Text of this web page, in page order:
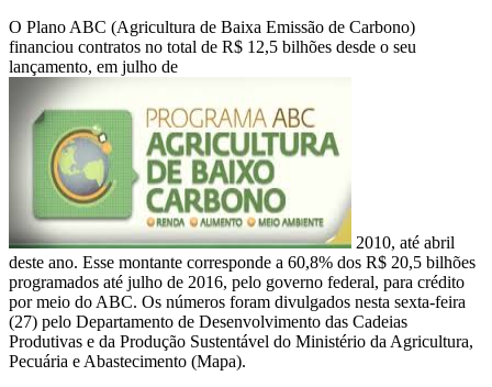
O Plano ABC (Agricultura de Baixa Emissão de Carbono)
financiou contratos no total de R$ 12,5 bilhões desde o seu
lançamento, em julho de
2010, até abril
deste ano. Esse montante corresponde a 60,8% dos R$ 20,5 bilhões
programados até julho de 2016, pelo governo federal, para crédito
por meio do ABC. Os números foram divulgados nesta sexta-feira
(27) pelo Departamento de Desenvolvimento das Cadeias
Produtivas e da Produção Sustentável do Ministério da Agricultura,
Pecuária e Abastecimento (Mapa).